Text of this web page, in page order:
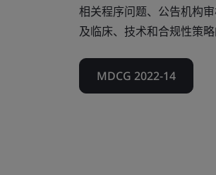
相关程序问题、公告机构
及临床、技术和合规性策
MDCG 2022-14